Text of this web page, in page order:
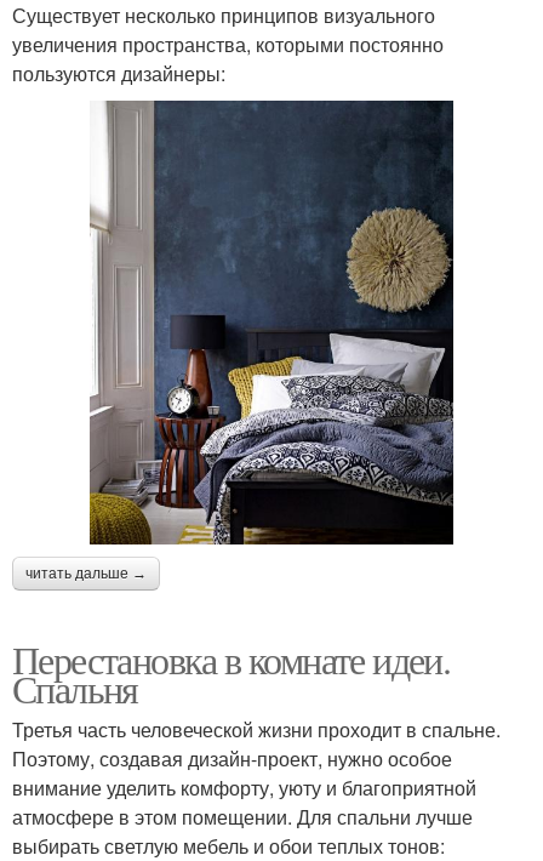
Существует несколько принципов визуального
увеличения пространства, которыми постоянно
пользуются дизайнеры:
читать дальше →
Перестановка в комнате идеи.
Спальня
Третья часть человеческой жизни проходит в спальне.
Поэтому, создавая дизайн-проект, нужно особое
внимание уделить комфорту, уюту и благоприятной
атмосфере в этом помещении. Для спальни лучше
выбирать светлую мебель и обои теплых тонов: